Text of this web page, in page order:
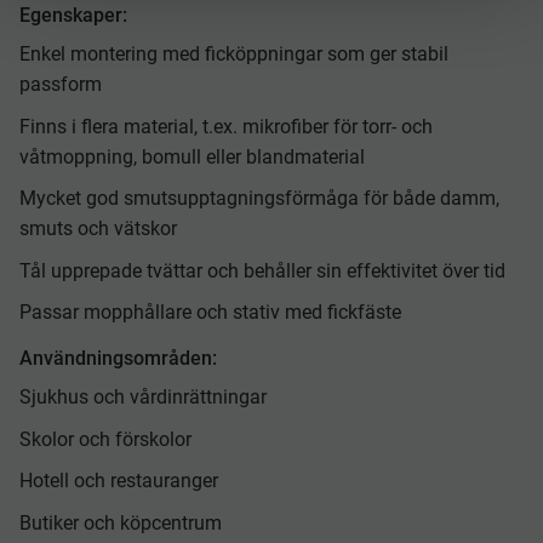
Egenskaper:
Enkel montering med ficköppningar som ger stabil
passform
Finns i flera material, t.ex. mikrofiber för torr- och
våtmoppning, bomull eller blandmaterial
Mycket god smutsupptagningsförmåga för både damm,
smuts och vätskor
Tål upprepade tvättar och behåller sin effektivitet över tid
Passar mopphållare och stativ med fickfäste
Användningsområden:
Sjukhus och vårdinrättningar
Skolor och förskolor
Hotell och restauranger
Butiker och köpcentrum